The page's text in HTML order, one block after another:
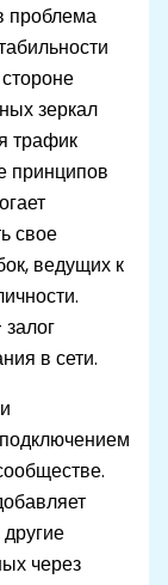
проблема
зеркал
трафик
принципов
свое
ведущих к
в сети.
через